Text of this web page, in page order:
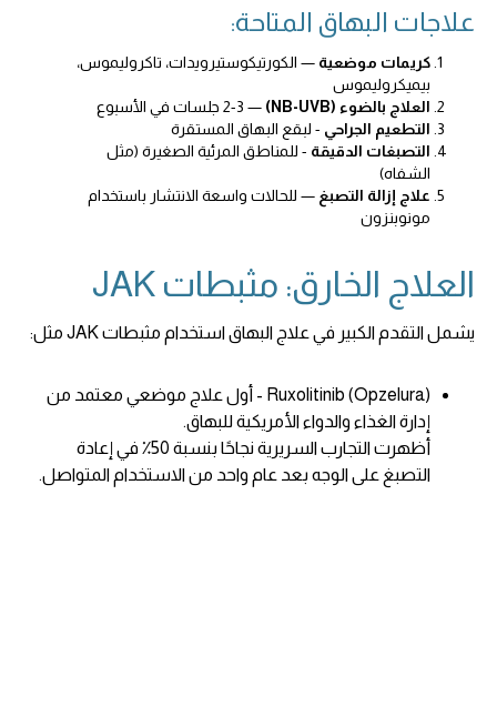
علاجات البهاق المتاحة:
كريمات موضعية — الكورتيكوستيرويدات، تاكروليموس،
بيميكروليموس
العلاج بالضوء (NB-UVB)
— 2-3 جلسات في الأسبوع
التطعيم الجراحي - لبقع البهاق المستقرة
التصبغات الدقيقة - للمناطق المرئية الصغيرة (مثل
الشفاه)
علاج إزالة التصبغ — للحالات واسعة الانتشار باستخدام
مونوبنزون
العلاج الخارق: مثبطات JAK
يشمل التقدم الكبير في علاج البهاق استخدام مثبطات JAK مثل:
Ruxolitinib (Opzelura) - أول علاج موضعي معتمد من
إدارة الغذاء والدواء الأمريكية للبهاق.
أظهرت التجارب السريرية نجاحًا بنسبة 50٪ في إعادة
التصبغ على الوجه بعد عام واحد من الاستخدام المتواصل.